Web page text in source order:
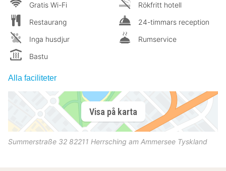
Gratis Wi-Fi
Restaurang
Inga husdjur
Bastu
Rökfritt hotell
24-timmars reception
Rumservice
Alla faciliteter
Visa på karta
Summerstraße 32 82211 Herrsching am Ammersee Tyskland